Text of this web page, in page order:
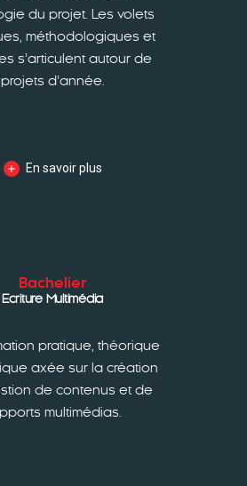
du projet. Les volets
méthodologiques et
s’articulent autour de
projets d’année.
En savoir plus
Bachelier
Ecriture Multimédia
pratique, théorique
axée sur la création
de contenus et de
multimédias.